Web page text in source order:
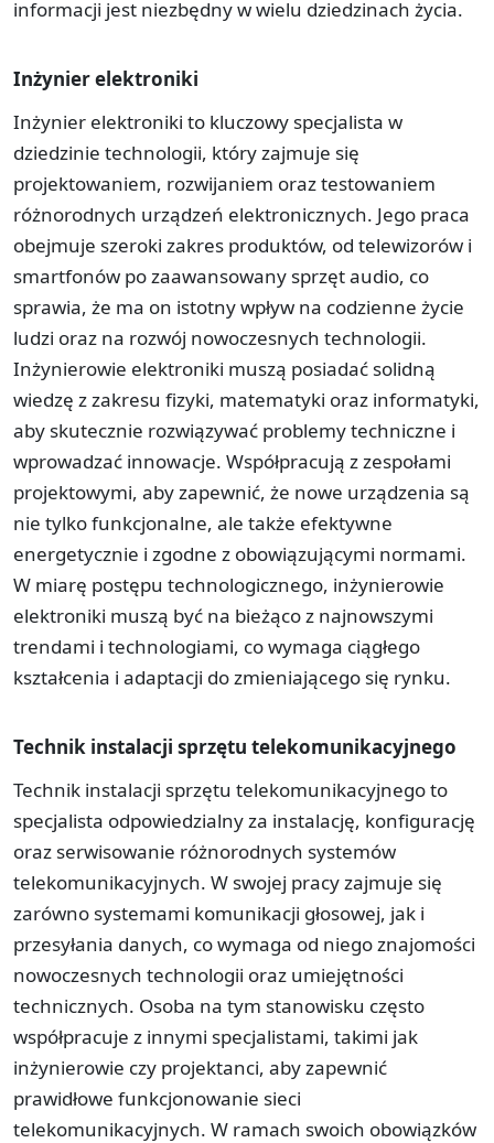
informacji jest niezbędny w wielu dziedzinach życia.
Inżynier elektroniki
Inżynier elektroniki to kluczowy specjalista w
dziedzinie technologii, który zajmuje się
projektowaniem, rozwijaniem oraz testowaniem
różnorodnych urządzeń elektronicznych. Jego praca
obejmuje szeroki zakres produktów, od telewizorów i
smartfonów po zaawansowany sprzęt audio, co
sprawia, że ma on istotny wpływ na codzienne życie
ludzi oraz na rozwój nowoczesnych technologii.
Inżynierowie elektroniki muszą posiadać solidną
wiedzę z zakresu fizyki, matematyki oraz informatyki,
aby skutecznie rozwiązywać problemy techniczne i
wprowadzać innowacje. Współpracują z zespołami
projektowymi, aby zapewnić, że nowe urządzenia są
nie tylko funkcjonalne, ale także efektywne
energetycznie i zgodne z obowiązującymi normami.
W miarę postępu technologicznego, inżynierowie
elektroniki muszą być na bieżąco z najnowszymi
trendami i technologiami, co wymaga ciągłego
kształcenia i adaptacji do zmieniającego się rynku.
Technik instalacji sprzętu telekomunikacyjnego
Technik instalacji sprzętu telekomunikacyjnego to
specjalista odpowiedzialny za instalację, konfigurację
oraz serwisowanie różnorodnych systemów
telekomunikacyjnych. W swojej pracy zajmuje się
zarówno systemami komunikacji głosowej, jak i
przesyłania danych, co wymaga od niego znajomości
nowoczesnych technologii oraz umiejętności
technicznych. Osoba na tym stanowisku często
współpracuje z innymi specjalistami, takimi jak
inżynierowie czy projektanci, aby zapewnić
prawidłowe funkcjonowanie sieci
telekomunikacyjnych. W ramach swoich obowiązków